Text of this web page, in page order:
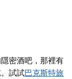
密酒吧，那裡有
試試巴克斯特旅